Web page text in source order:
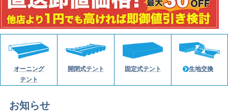
オーニング
テント
開閉式テント 固定式テント 生地交換
お知らせ